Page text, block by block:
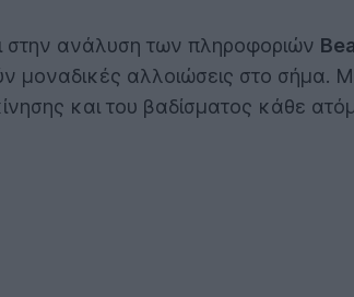
ανάλυση των πληροφοριών
μοναδικές αλλοιώσεις στο
και του βαδίσματος κάθε